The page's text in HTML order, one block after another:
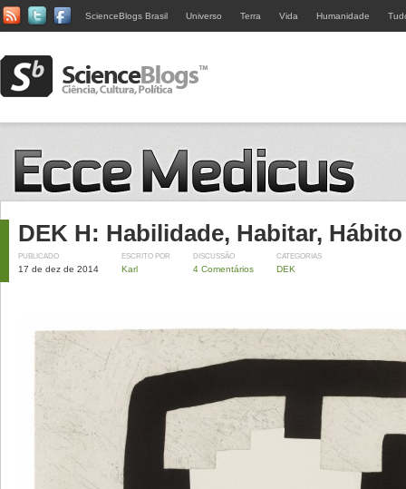
ScienceBlogs Brasil Universo Terra Vida Humanidade
DEK H: Habilidade, Habitar, Hábito
PUBLICADO
17 de dez de 2014
ESCRITO POR
Karl
DISCUSSÃO
4 Comentários
CATEGORIAS
DEK